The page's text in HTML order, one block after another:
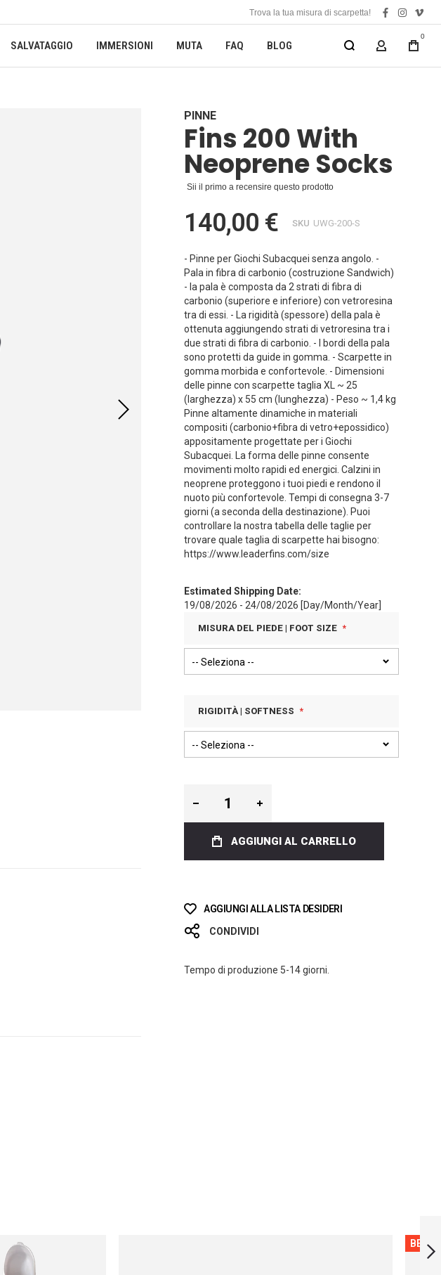
Trova la tua misura di scarpetta!
facebook
SALVATAGGIO IMMERSIONI MUTA FAQ BLOG MY
0
PINNE
Fins 200 With
Neoprene Socks
Sii il primo a recensire questo prodotto
140,00 € SKU UWG-200-S
- Pinne per Giochi Subacquei senza angolo. -
Pala in fibra di carbonio (costruzione Sandwich)
- la pala è composta da 2 strati di fibra di
carbonio (superiore e inferiore) con vetroresina
tra di essi. - La rigidità (spessore) della pala è
ottenuta aggiungendo strati di vetroresina tra i
due strati di fibra di carbonio. - I bordi della pala
sono protetti da guide in gomma. - Scarpette in
gomma morbida e confortevole. - Dimensioni
delle pinne con scarpette taglia XL ~ 25
(larghezza) x 55 cm (lunghezza) - Peso ~ 1,4 kg
Pinne altamente dinamiche in materiali
compositi (carbonio+fibra di vetro+epossidico)
appositamente progettate per i Giochi
Subacquei. La forma delle pinne consente
movimenti molto rapidi ed energici. Calzini in
neoprene proteggono i tuoi piedi e rendono il
nuoto più confortevole. Tempi di consegna 3-7
giorni (a seconda della destinazione). Puoi
controllare la nostra tabella delle taglie per
trovare quale taglia di scarpette hai bisogno:
https://www.leaderfins.com/size
Estimated Shipping Date:
19/08/2026 - 24/08/2026 [Day/Month/Year]
MISURA DEL PIEDE | FOOT SIZE
RIGIDITÀ | SOFTNESS
AGGIUNGI AL CARRELLO
AGGIUNGI ALLA LISTA DESIDERI
CONDIVIDI
Tempo di produzione 5-14 giorni.
NEOPRENE SOCKS